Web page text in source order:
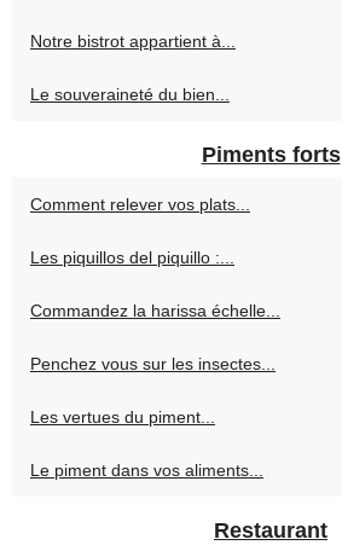
Notre bistrot appartient à...
Le souveraineté du bien...
Piments forts
Comment relever vos plats...
Les piquillos del piquillo :...
Commandez la harissa échelle...
Penchez vous sur les insectes...
Les vertues du piment...
Le piment dans vos aliments...
Restaurant